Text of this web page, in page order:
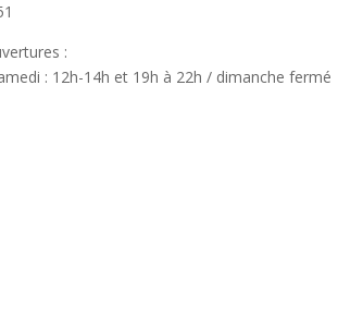
:
: 12h-14h et 19h à 22h / dimanche fermé